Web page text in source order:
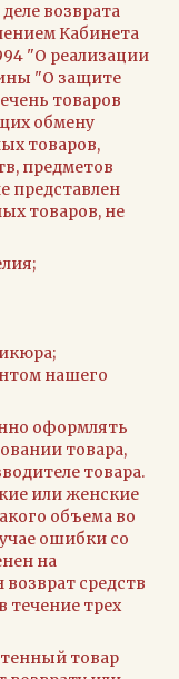
возврата
Кабинета
"О реализации
"О защите
товаров
обмену
товаров,
предметов
представлен
товаров, не
нашего
оформлять
товара,
товара.
или женские
объема во
ошибки со
на
средств
течение трех
товар